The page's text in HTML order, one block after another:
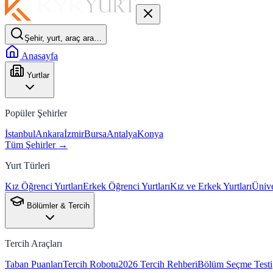
Şehir, yurt, araç ara…
Anasayfa
Yurtlar
Popüler Şehirler
İstanbulAnkaraİzmirBursaAntalyaKonya
Tüm Şehirler →
Yurt Türleri
Kız Öğrenci YurtlarıErkek Öğrenci YurtlarıKız ve Erkek Yurtları
Bölümler & Tercih
Tercih Araçları
Taban PuanlarıTercih Robotu2026 Tercih RehberiBölüm Seçme Testi